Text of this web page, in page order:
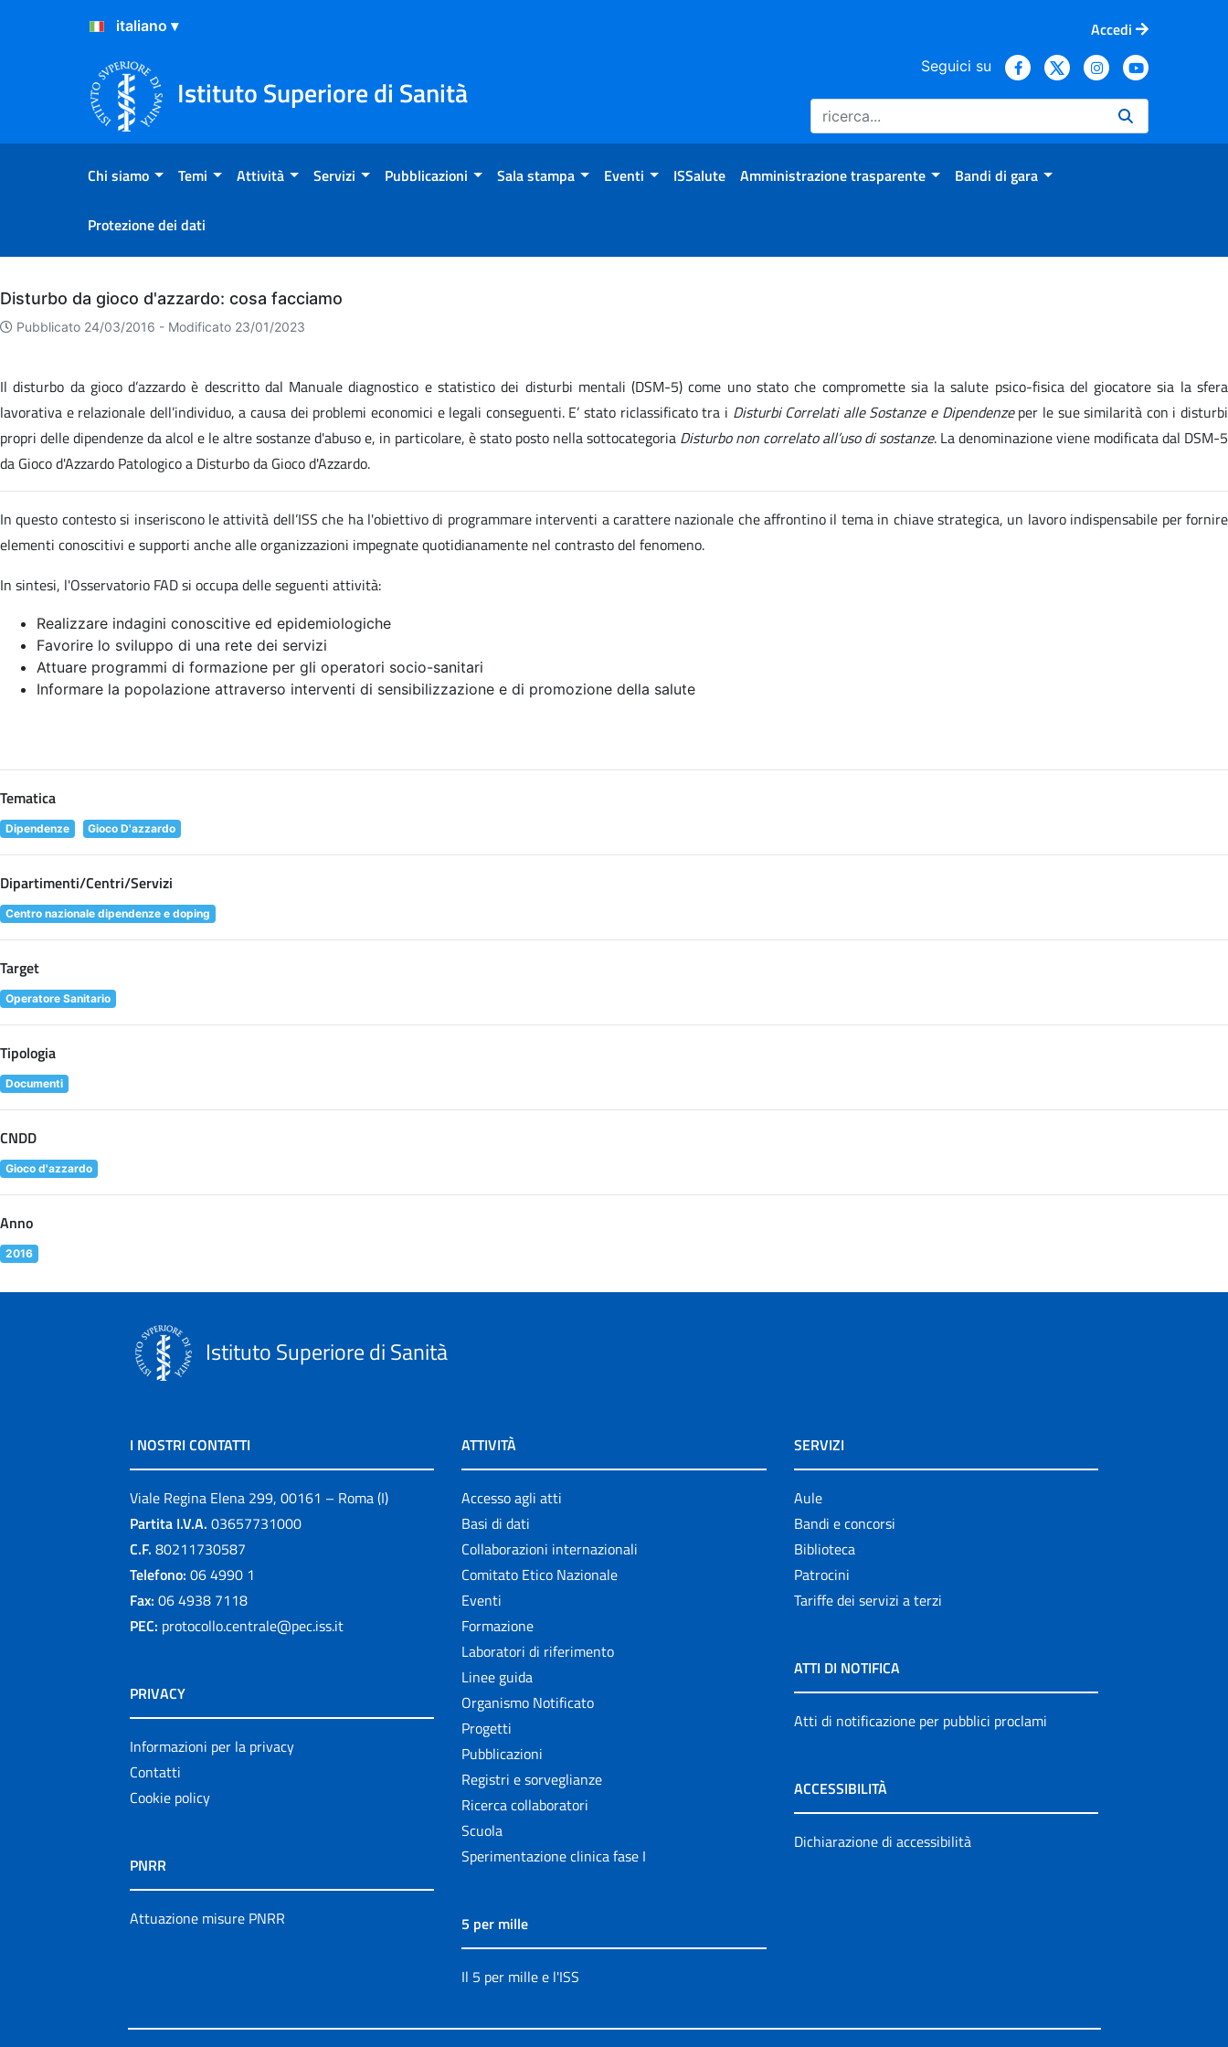
Salta al Contenuto
Salta al Footer
Accedi
Istituto Superiore di Sanità
Seguici su
Chi siamo Temi Attività Servizi Pubblicazioni Sala stampa Eventi ISSalute Amministrazione trasparente Bandi di gara
Protezione dei dati
Archivio
Disturbo da gioco d'azzardo: cosa facciamo
Pubblicato 24/03/2016 - Modificato 23/01/2023
Il disturbo da gioco d’azzardo è descritto dal Manuale diagnostico e statistico dei disturbi mentali (DSM-5) come uno stato che compromette sia la salute psico-fisica del giocatore sia la sfera
lavorativa e relazionale dell’individuo, a causa dei problemi economici e legali conseguenti. E’ stato riclassificato tra i Disturbi Correlati alle Sostanze e Dipendenzeper le sue similarità con i disturbi
propri delle dipendenze da alcol e le altre sostanze d'abuso e, in particolare, è stato posto nella sottocategoria Disturbo non correlato all’uso di sostanze. La denominazione viene modificata dal DSM-5
da Gioco d'Azzardo Patologico a Disturbo da Gioco d'Azzardo.
In questo contesto si inseriscono le attività dell’ISS che ha l'obiettivo di programmare interventi a carattere nazionale che affrontino il tema in chiave strategica, un lavoro indispensabile per fornire
elementi conoscitivi e supporti anche alle organizzazioni impegnate quotidianamente nel contrasto del fenomeno.
In sintesi, l'Osservatorio FAD si occupa delle seguenti attività:
Realizzare indagini conoscitive ed epidemiologiche
Favorire lo sviluppo di una rete dei servizi
Attuare programmi di formazione per gli operatori socio-sanitari
Informare la popolazione attraverso interventi di sensibilizzazione e di promozione della salute
Tematica
Dipendenze Gioco D'azzardo
Dipartimenti/Centri/Servizi
Centro nazionale dipendenze e doping
Target
Operatore Sanitario
Tipologia
Documenti
CNDD
Gioco d'azzardo
Anno
2016
Istituto Superiore di Sanità
I NOSTRI CONTATTI
Viale Regina Elena 299, 00161 – Roma (I)
Partita I.V.A. 03657731000
C.F. 80211730587
Telefono: 06 4990 1
Fax: 06 4938 7118
PEC: protocollo.centrale@pec.iss.it
PRIVACY
Informazioni per la privacy
Contatti
Cookie policy
PNRR
Attuazione misure PNRR
ATTIVITÀ
Accesso agli atti
Basi di dati
Collaborazioni internazionali
Comitato Etico Nazionale
Eventi
Formazione
Laboratori di riferimento
Linee guida
Organismo Notificato
Progetti
Pubblicazioni
Registri e sorveglianze
Ricerca collaboratori
Scuola
Sperimentazione clinica fase I
5 per mille
Il 5 per mille e l'ISS
SERVIZI
Aule
Bandi e concorsi
Biblioteca
Patrocini
Tariffe dei servizi a terzi
ATTI DI NOTIFICA
Atti di notificazione per pubblici proclami
ACCESSIBILITÀ
Dichiarazione di accessibilità